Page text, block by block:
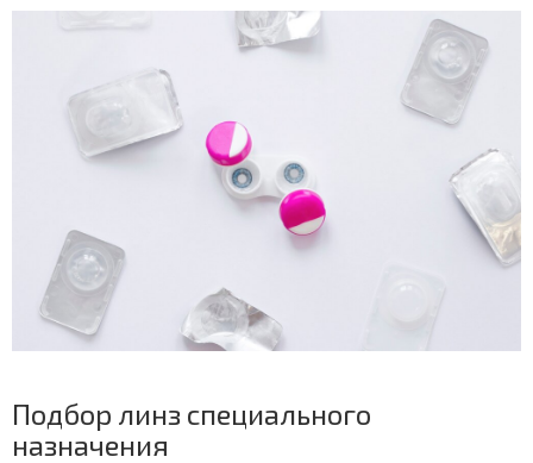
Подбор линз специального
назначения